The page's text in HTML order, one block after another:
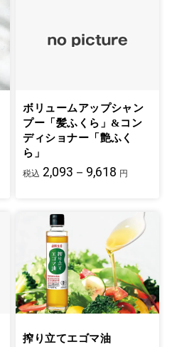
ボリュームアップシャン
プー「髪ふくら」&コン
ディショナー「艶ふく
ら」
税込 2,093－9,618 円
搾り立てエゴマ油